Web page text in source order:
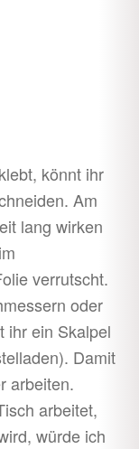
könnt ihr
Am
lang wirken
verrutscht.
oder
ihr ein Skalpel
Damit
arbeiten.
arbeitet,
würde ich